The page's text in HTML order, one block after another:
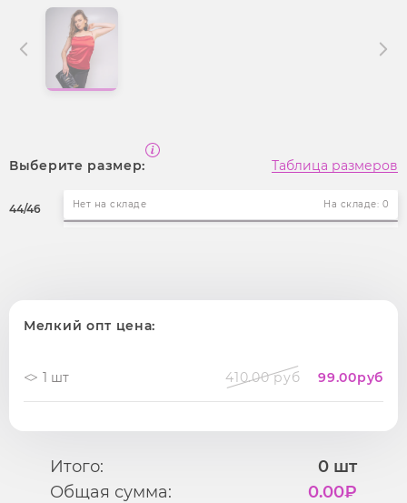
Выберите размер: Таблица размеров
44/46 Нет на складе На складе: 0
Мелкий опт цена:
1 шт 410.00 руб 99.00руб
Итого: 0 шт
Общая сумма:
0.00₽